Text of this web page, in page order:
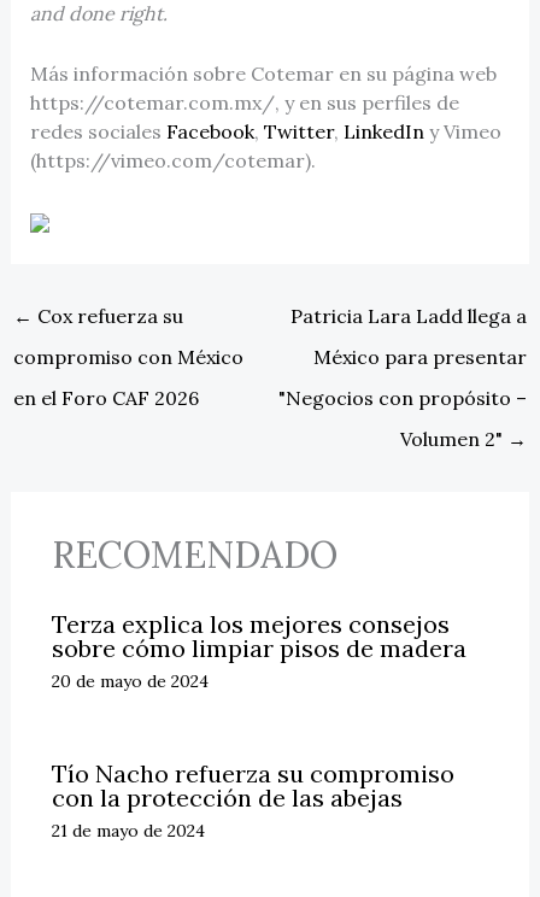
and done right.
Más información sobre Cotemar en su página web
https://cotemar.com.mx/, y en sus perfiles de
redes sociales Facebook, Twitter, LinkedIny Vimeo
(https://vimeo.com/cotemar).
← Cox refuerza su
compromiso con México
en el Foro CAF 2026
Patricia Lara Ladd llega a
México para presentar
"Negocios con propósito –
Volumen 2" →
RECOMENDADO
Terza explica los mejores consejos
sobre cómo limpiar pisos de madera
20 de mayo de 2024
Tío Nacho refuerza su compromiso
con la protección de las abejas
21 de mayo de 2024